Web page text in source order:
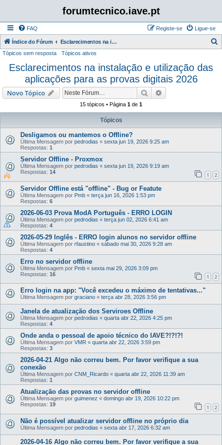
forumtecnico.iave.pt
FAQ Ligue-se
Registe-se
Índice do Fórum Esclarecimentos na instalação e utilização das aplicações para as provas digitais 2026
s
Tópicos sem resposta Tópicos ativos
Esclarecimentos na instalação e utilização das
aplicações para as provas digitais 2026
Novo Tópico Pesquisar
15 tópicos • Página 1 de 1
Tópicos
Desligamos ou mantemos o Offline?
Última Mensagem por pedrodias « sexta jun 19, 2026 9:25 am
Respostas: 1
Servidor Offline - Proxmox
Última Mensagem por pedrodias « sexta jun 19, 2026 9:19 am
Respostas: 14 1 2
Servidor Offline está "offline" - Bug or Featute
Última Mensagem por Pmb « terça jun 16, 2026 1:53 pm
Respostas: 6
2026-06-03 Prova ModA Português - ERRO LOGIN
Última Mensagem por pedrodias « terça jun 02, 2026 6:41 am
Respostas: 4
2026-05-29 Inglês - ERRO login alunos no servidor offline
Última Mensagem por rfaustino « sábado mai 30, 2026 9:28 am
Respostas: 4
Erro no servidor offline
Última Mensagem por Pmb « sexta mai 29, 2026 3:09 pm
Respostas: 16 1 2
Erro login na app: "Você excedeu o máximo de tentativas..."
Última Mensagem por graciano « terça abr 28, 2026 3:56 pm
Janela de atualização dos Serviroes Offline
Última Mensagem por pedrodias « quarta abr 22, 2026 4:25 pm
Respostas: 4
Onde anda o pessoal de apoio técnico do IAVE?!?!?!
Última Mensagem por VMR « quarta abr 22, 2026 3:59 pm
Respostas: 3
2026-04-21 Algo não correu bem. Por favor verifique a sua
conexão
Última Mensagem por CNM_Ricardo « quarta abr 22, 2026 11:39 am
Respostas: 1
Atualização das provas no servidor offline
Última Mensagem por guimenez « domingo abr 19, 2026 10:22 pm
Respostas: 19 1 2
Não é possível atualizar servidor offline no próprio dia
Última Mensagem por pedrodias « sexta abr 17, 2026 6:32 am
2026-04-16 Algo não correu bem. Por favor verifique a sua